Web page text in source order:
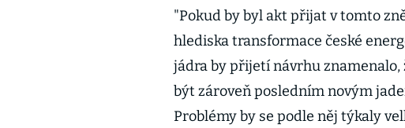
"Pokud by byl akt přijat v tomto
hlediska transformace české
jádra by přijetí návrhu znamenalo,
být zároveň posledním novým
Problémy by se podle něj týkaly